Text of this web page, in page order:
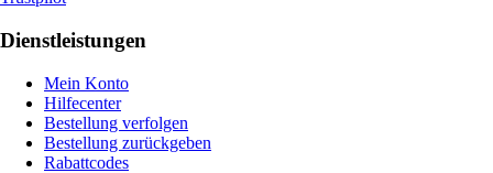
Dienstleistungen
Mein Konto
Hilfecenter
Bestellung verfolgen
Bestellung zurückgeben
Rabattcodes